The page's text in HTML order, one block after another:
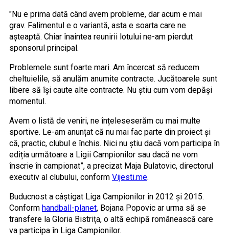
"Nu e prima dată când avem probleme, dar acum e mai
grav. Falimentul e o variantă, asta e soarta care ne
așteaptă. Chiar înaintea reunirii lotului ne-am pierdut
sponsorul principal.
Problemele sunt foarte mari. Am încercat să reducem
cheltuielile, să anulăm anumite contracte. Jucătoarele sunt
libere să își caute alte contracte. Nu știu cum vom depăși
momentul.
Avem o listă de veniri, ne înțeleseserăm cu mai multe
sportive. Le-am anunțat că nu mai fac parte din proiect și
că, practic, clubul e închis. Nici nu știu dacă vom participa în
ediția următoare a Ligii Campionilor sau dacă ne vom
înscrie în campionat”, a precizat Maja Bulatovic, directorul
executiv al clubului, conform Vijesti.me.
Buducnost a câştigat Liga Campionilor în 2012 şi 2015.
Conform handball-planet, Bojana Popovic ar urma să se
transfere la Gloria Bistriţa, o altă echipă românească care
va participa în Liga Campionilor.